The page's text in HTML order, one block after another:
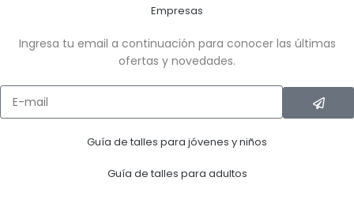
Empresas
Ingresa tu email a continuación para conocer las últimas
ofertas y novedades.
Guía de talles para jóvenes y niños
Guía de talles para adultos